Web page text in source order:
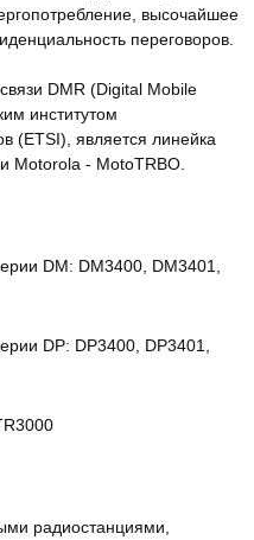
высочайшее
переговоров.
DMR (Digital Mobile
институтом
(ETSI), является линейка
Motorola - MotoTRBO.
DM: DM3400, DM3401,
DP: DP3400, DP3401,
радиостанциями,